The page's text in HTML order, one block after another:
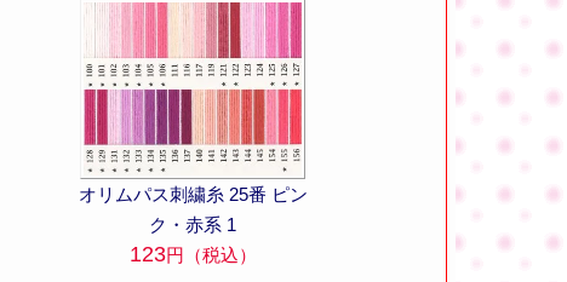
オリムパス刺繍糸 25番 ピン
ク・赤系 1
123円（税込）